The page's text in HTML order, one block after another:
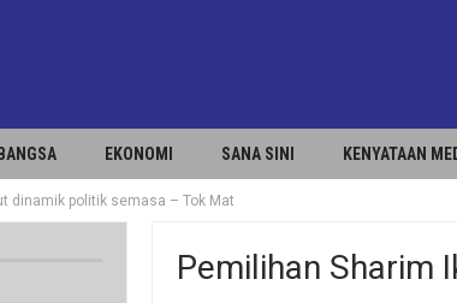
EKONOMI SANA SINI KENYATAAN
dinamik politik semasa – Tok Mat
Pemilihan Sharim